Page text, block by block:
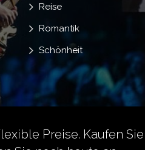
Reise
Romantik
Schönheit
Preise. Kaufen Sie